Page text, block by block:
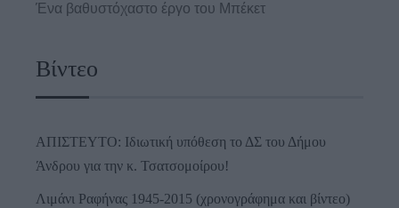
Ένα βαθυστόχαστο έργο του Μπέκετ
Βίντεο
ΑΠΙΣΤΕΥΤΟ: Ιδιωτική υπόθεση το ΔΣ του Δήμου
Άνδρου για την κ. Τσατσομοίρου!
Λιμάνι Ραφήνας 1945-2015 (χρονογράφημα και βίντεο)